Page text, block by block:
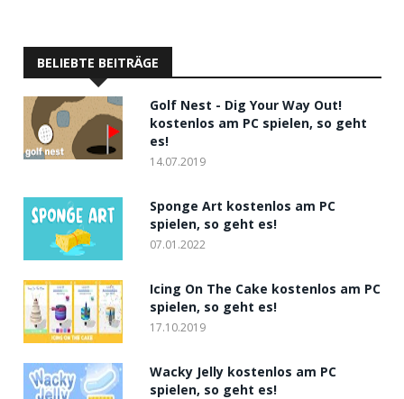
BELIEBTE BEITRÄGE
Golf Nest - Dig Your Way Out!
kostenlos am PC spielen, so geht
es!
14.07.2019
Sponge Art kostenlos am PC
spielen, so geht es!
07.01.2022
Icing On The Cake kostenlos am PC
spielen, so geht es!
17.10.2019
Wacky Jelly kostenlos am PC
spielen, so geht es!